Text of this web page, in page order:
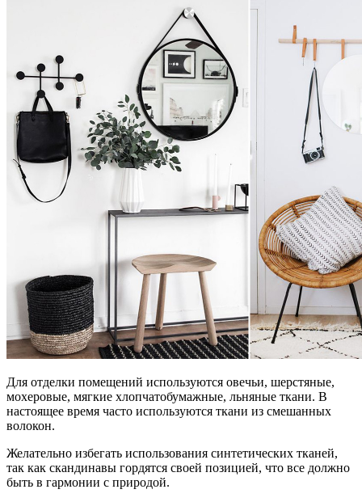
Для отделки помещений используются овечьи, шерстяные,
мохеровые, мягкие хлопчатобумажные, льняные ткани. В
настоящее время часто используются ткани из смешанных
волокон.
Желательно избегать использования синтетических тканей,
так как скандинавы гордятся своей позицией, что все должно
быть в гармонии с природой.